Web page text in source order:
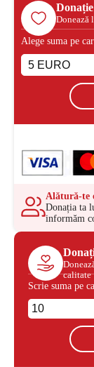
Donează
Alege suma pe
Alătură-te
Donația ta
informăm
calitate
Scrie suma pe